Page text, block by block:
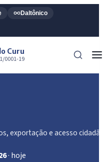
Daltônico
Curu
0001-19
exportação e acesso
· hoje